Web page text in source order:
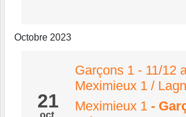
Octobre 2023
21
oct.
Garçons 1 - 11/12
Meximieux 1 /
Meximieux 1 -